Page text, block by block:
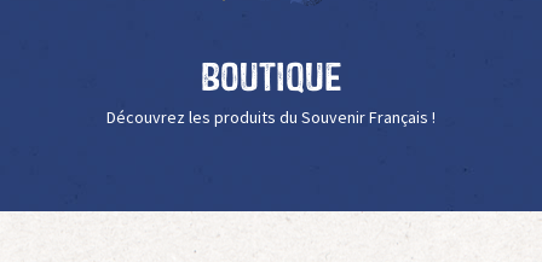
Boutique
Découvrez les produits du Souvenir Français !